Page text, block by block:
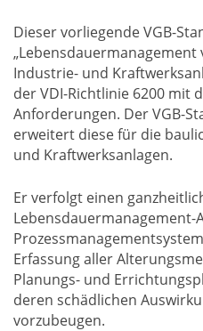
Dieser vorliegende VGB-
„Lebensdauermanagement
Industrie- und
der VDI-Richtlinie 6200 mit
Anforderungen. Der VGB-
erweitert diese für die
und Kraftwerksanlagen.
Er verfolgt einen
Lebensdauermanagement-
Erfassung aller
Planungs- und
deren schädlichen
vorzubeugen.